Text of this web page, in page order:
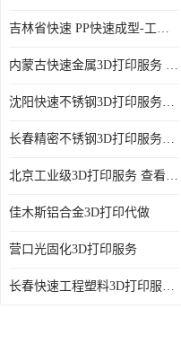
吉林省快速 PP快速成型-工程塑料3D打印-针对性强
内蒙古快速金属3D打印服务 查看详情
沈阳快速不锈钢3D打印服务公司 多种类金属来图打样定做
长春精密不锈钢3D打印服务公司 来电咨询
北京工业级3D打印服务 查看详情
佳木斯铝合金3D打印代做
营口光固化3D打印服务
长春快速工程塑料3D打印服务-针对性强-树脂3D打印